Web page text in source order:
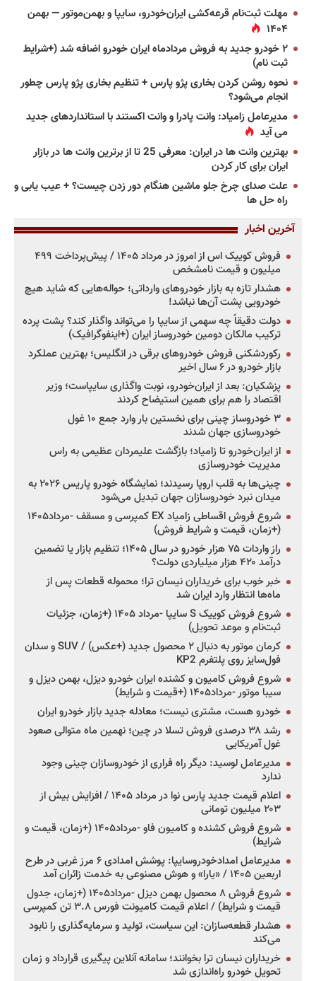
مهلت ثبت‌نام قرعه‌کشی ایران‌خودرو، سایپا و بهمن‌موتور — بهمن
۱۴۰۴
۲ خودرو جدید به فروش مردادماه ایران خودرو اضافه شد (+شرایط
ثبت نام)
نحوه روشن کردن بخاری پژو پارس + تنظیم بخاری پژو پارس چطور
انجام می‌شود؟
مدیرعامل زامیاد: وانت پادرا و وانت اکستند با استانداردهای جدید
می آید
بهترین وانت ها در ایران: معرفی 25 تا از برترین وانت ها در بازار
ایران برای کار کردن
علت صدای چرخ جلو ماشین هنگام دور زدن چیست؟ + عیب یابی و
راه حل ها
آخرین اخبار
فروش کوییک اس از امروز در مرداد ۱۴۰۵ / پیش‌پرداخت ۴۹۹
میلیون و قیمت نامشخص
هشدار تازه به بازار خودروهای وارداتی؛ حواله‌هایی که شاید هیچ
خودرویی پشت آن‌ها نباشد!
دولت دقیقاً چه سهمی از سایپا را می‌تواند واگذار کند؟ پشت پرده
ترکیب مالکان دومین خودروساز ایران (+اینفوگرافیک)
رکوردشکنی فروش خودروهای برقی در انگلیس؛ بهترین عملکرد
بازار خودرو در ۶ سال اخیر
پزشکیان: بعد از ایران‌خودرو، نوبت واگذاری سایپاست؛ وزیر
اقتصاد را هم برای همین استیضاح کردند
۳ خودروساز چینی برای نخستین بار وارد جمع ۱۰ غول
خودروسازی جهان شدند
از ایران‌خودرو تا زامیاد؛ بازگشت علیمردان عظیمی به راس
مدیریت خودروسازی
چینی‌ها به قلب اروپا رسیدند؛ نمایشگاه خودرو پاریس ۲۰۲۶ به
میدان نبرد خودروسازان جهان تبدیل می‌شود
شروع فروش اقساطی زامیاد EX کمپرسی و مسقف -مرداد۱۴۰۵
(+زمان، قیمت و شرایط فروش)
راز واردات ۷۵ هزار خودرو در سال ۱۴۰۵؛ تنظیم بازار یا تضمین
درآمد ۴۲۰ هزار میلیاردی دولت؟
خبر خوب برای خریداران نیسان ترا؛ محموله قطعات پس از
ماه‌ها انتظار وارد ایران شد
شروع فروش کوییک S سایپا -مرداد ۱۴۰۵ (+زمان، جزئیات
ثبت‌نام و موعد تحویل)
کرمان موتور به دنبال ۲ محصول جدید (+عکس) / SUV و سدان
فول‌سایز روی پلتفرم KP2
شروع فروش کامیون و کشنده ایران خودرو دیزل، بهمن دیزل و
سیبا موتور -مرداد۱۴۰۵ (+قیمت و شرایط)
خودرو هست، مشتری نیست؛ معادله جدید بازار خودرو ایران
رشد ۳۸ درصدی فروش تسلا در چین؛ نهمین ماه متوالی صعود
غول آمریکایی
مدیرعامل لوسید: دیگر راه فراری از خودروسازان چینی وجود
ندارد
اعلام قیمت جدید پارس نوا در مرداد ۱۴۰۵ / افزایش بیش از
۲۰۳ میلیون تومانی
شروع فروش کشنده و کامیون فاو -مرداد۱۴۰۵ (+زمان، قیمت و
شرایط)
مدیرعامل امدادخودروسایپا: پوشش امدادی ۶ مرز غربی در طرح
اربعین ۱۴۰۵ / «یارا» و هوش مصنوعی به خدمت زائران آمد
شروع فروش ۸ محصول بهمن دیزل -مرداد۱۴۰۵ (+زمان، جدول
قیمت و شرایط) / اعلام قیمت کامیونت فورس ۳.۸ تن کمپرسی
هشدار قطعه‌سازان: این سیاست، تولید و سرمایه‌گذاری را نابود
می‌کند
خریداران نیسان ترا بخوانند؛ سامانه آنلاین پیگیری قرارداد و زمان
تحویل خودرو راه‌اندازی شد